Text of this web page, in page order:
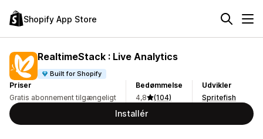
Shopify App Store
RealtimeStack : Live Analytics
Built for Shopify
Priser
Gratis abonnement tilgængeligt
Bedømmelse
4,8
(104)
Udvikler
Spritefish
Installér